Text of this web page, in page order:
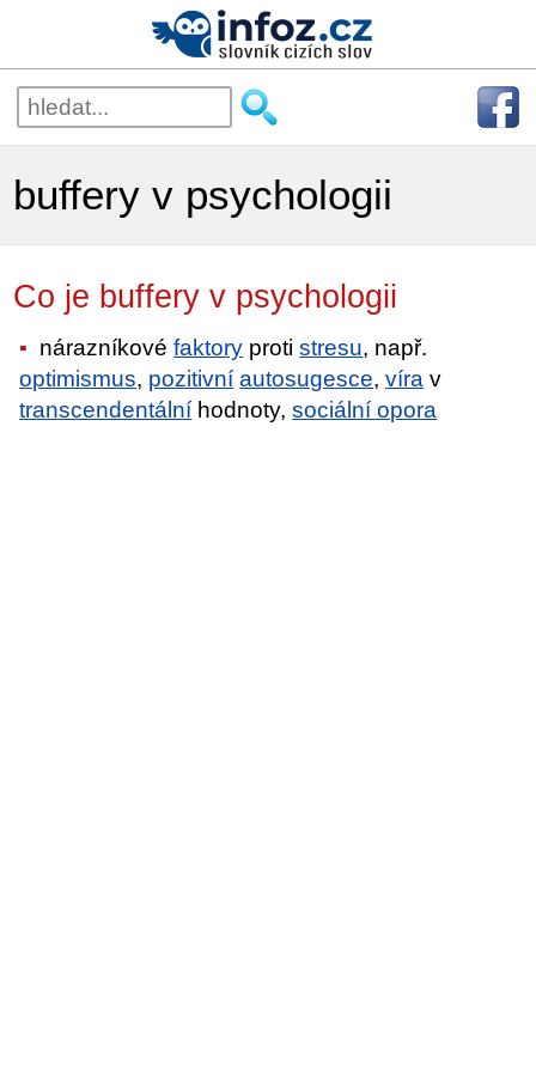
buffery v psychologii
Co je buffery v psychologii
nárazníkovéfaktory protistresu, např.
optimismus, pozitivní autosugesce,víra v
transcendentální hodnoty,sociální opora